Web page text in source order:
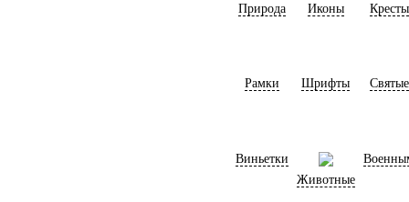
Природа Иконы Кресты
Рамки Шрифты Святые
Виньетки
Животные